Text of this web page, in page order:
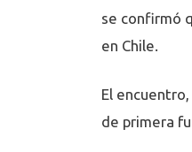
se confirmó
en Chile.
El
de primera